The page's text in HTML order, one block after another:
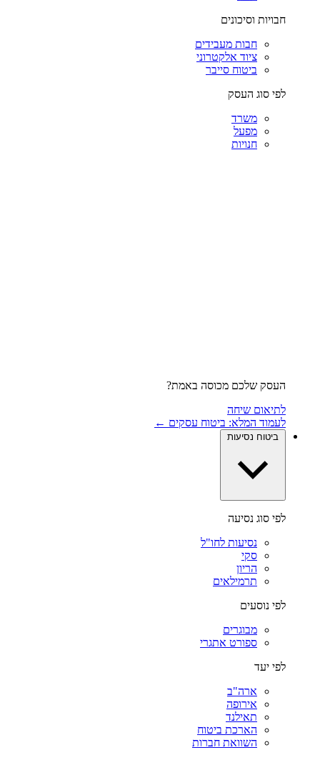
חבויות וסיכונים
חבות מעבידים
ציוד אלקטרוני
ביטוח סייבר
לפי סוג העסק
משרד
מפעל
חנויות
העסק שלכם מכוסה באמת?
לתיאום שיחה
לעמוד המלא: ביטוח עסקים ←
ביטוח נסיעות
לפי סוג נסיעה
נסיעות לחו"ל
סקי
הריון
תרמילאים
לפי נוסעים
מבוגרים
ספורט אתגרי
לפי יעד
ארה"ב
אירופה
תאילנד
הארכת ביטוח
השוואת חברות